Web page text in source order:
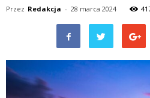
Przez Redakcja - 28 marca 2024